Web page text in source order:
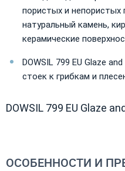
пористых и непористых
натуральный камень,
керамические
DOWSIL 799 EU Glaze
стоек к грибкам и
DOWSIL 799 EU Glaze
ОСОБЕННОСТИ И